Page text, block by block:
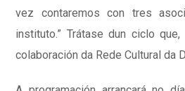
vez contaremos con tres
instituto.” Trátase dun ciclo
colaboración da Rede Cultural da